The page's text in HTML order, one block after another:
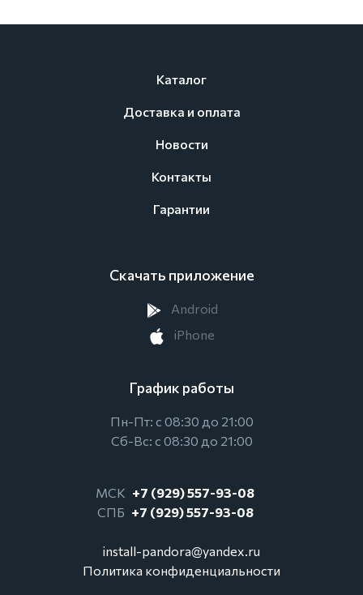
Каталог
Доставка и оплата
Новости
Контакты
Гарантии
Скачать приложение
Android
iPhone
График работы
Пн-Пт: с 08:30 до 21:00
Сб-Вс: с 08:30 до 21:00
МСК +7 (929) 557-93-08
СПБ +7 (929) 557-93-08
install-pandora@yandex.ru
Политика конфиденциальности